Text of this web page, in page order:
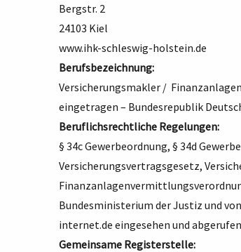
Bergstr. 2
24103 Kiel
www.ihk-schleswig-holstein.de
Berufsbezeichnung:
Versicherungsmakler /
eingetragen – Bundesrepublik
Beruflichsrechtliche Regelungen:
§ 34c Gewerbeordnung, § 34d
Versicherungsvertragsgesetz,
Bundesministerium der Justiz und
internet.de eingesehen und
Gemeinsame Registerstelle: